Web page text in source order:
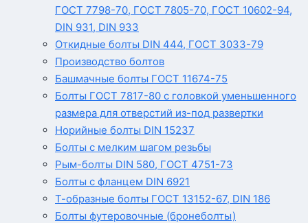
ГОСТ 7798-70, ГОСТ 7805-70, ГОСТ 10602-94,
DIN 931, DIN 933
Откидные болты DIN 444, ГОСТ 3033-79
Производство болтов
Башмачные болты ГОСТ 11674-75
Болты ГОСТ 7817-80 с головкой уменьшенного
размера для отверстий из-под развертки
Норийные болты DIN 15237
Болты с мелким шагом резьбы
Рым-болты DIN 580, ГОСТ 4751-73
Болты с фланцем DIN 6921
Т-образные болты ГОСТ 13152-67, DIN 186
Болты футеровочные (бронеболты)